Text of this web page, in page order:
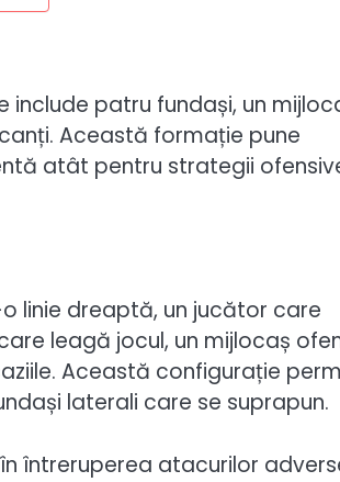
patru fundași, un
Această formație pune
atât pentru strategii
linie dreaptă, un jucător care
leagă jocul, un mijlocaș
Această configurație
laterali care se suprapun.
întreruperea atacurilor